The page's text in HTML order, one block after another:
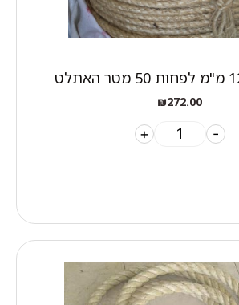
₪272.00
-
+